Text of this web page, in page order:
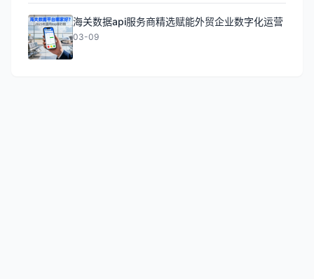
海关数据api服务商精选赋能外贸企业数字化运营
03-09